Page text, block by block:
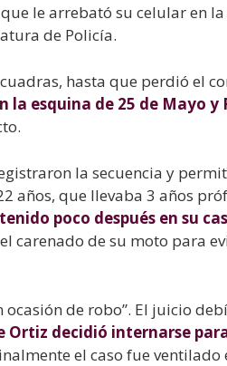
le arrebató su celular en la
de Policía.
hasta que perdió el
esquina de 25 de Mayo y
la secuencia y
años, que llevaba 3 años
poco después en su
carenado de su moto para
de robo”. El juicio
Ortiz decidió internarse
el caso fue